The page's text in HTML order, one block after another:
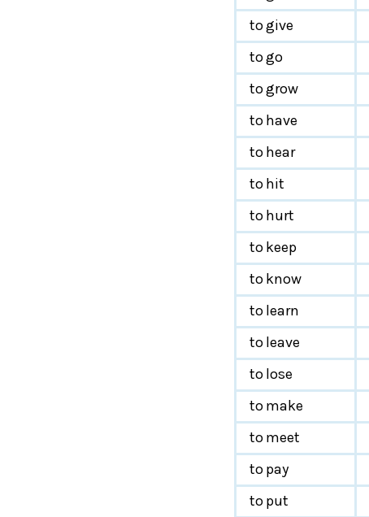
to give
to go
to grow
to have
to hear
to hit
to hurt
to keep
to know
to learn
to leave
to lose
to make
to meet
to pay
to put